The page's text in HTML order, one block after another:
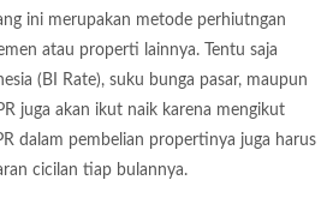
ini merupakan metode perhiutngan
atau properti lainnya. Tentu saja
(BI Rate), suku bunga pasar, maupun
juga akan ikut naik karena mengikut
dalam pembelian propertinya juga harus
cicilan tiap bulannya.